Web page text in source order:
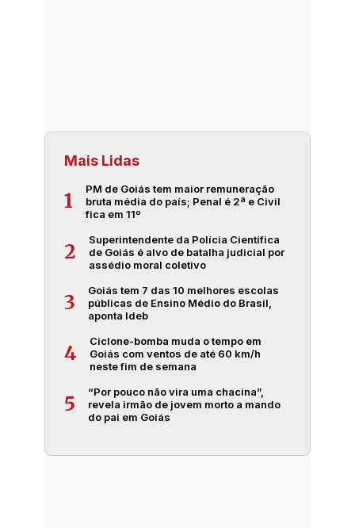
Mais Lidas
1
PM de Goiás tem maior remuneração
bruta média do país; Penal é 2ª e Civil
fica em 11º
2
Superintendente da Polícia Científica
de Goiás é alvo de batalha judicial por
assédio moral coletivo
3
Goiás tem 7 das 10 melhores escolas
públicas de Ensino Médio do Brasil,
aponta Ideb
4
Ciclone-bomba muda o tempo em
Goiás com ventos de até 60 km/h
neste fim de semana
5
“Por pouco não vira uma chacina”,
revela irmão de jovem morto a mando
do pai em Goiás